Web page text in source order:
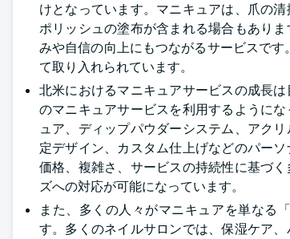
けとなっています。マニキュアは、爪の
ポリッシュの塗布が含まれる場合もあり
みや自信の向上にもつながるサービスで
て取り入れられています。
北米におけるマニキュアサービスの成長
のマニキュアサービスを利用するように
ュア、ディップパウダーシステム、アク
定デザイン、カスタム仕上げなどのパー
価格、複雑さ、サービスの持続性に基づ
ズへの対応が可能になっています。
また、多くの人々がマニキュアを単なる
す。多くのネイルサロンでは、保湿ケア